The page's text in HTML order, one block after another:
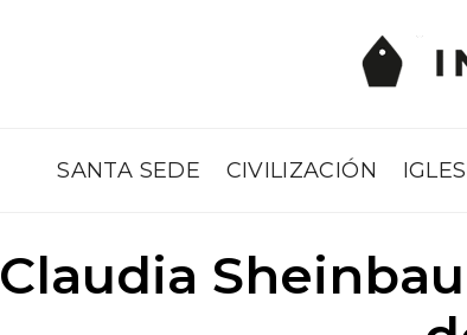
SANTA SEDE CIVILIZACIÓN
Claudia